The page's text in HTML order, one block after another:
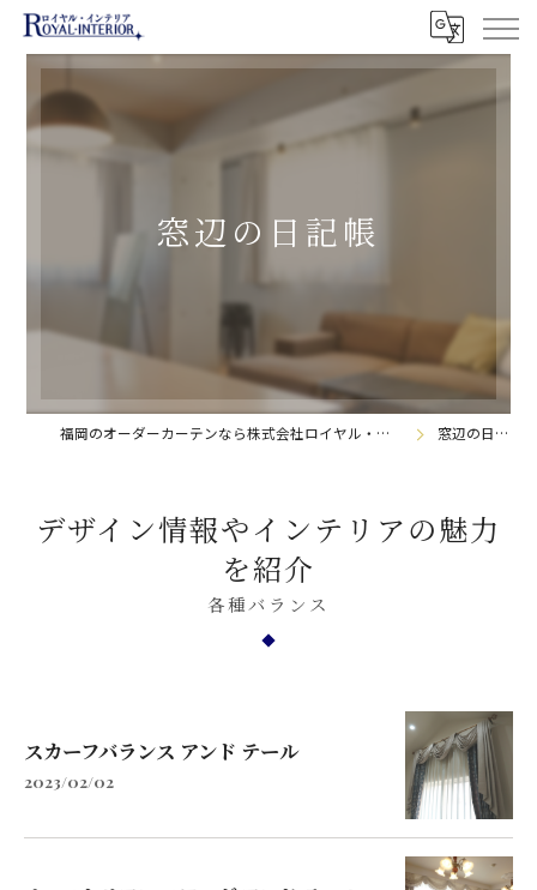
窓辺の日記帳
福岡のオーダーカーテンなら株式会社ロイヤル・インテリア 窓辺の日記帳
デザイン情報やインテリアの魅力
を紹介
各種バランス
スカーフバランス アンド テール
2023/02/02